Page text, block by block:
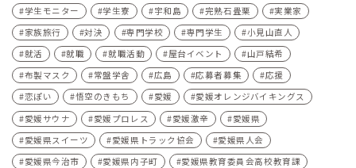
学生モニター
学生寮 宇和島 完熟石畳栗
実業家
家族旅行
対決 専門学校 専門学生
小見山直人
就活
就職 就職活動 屋台イベント
山戸結希
布製マスク
常盤学舎 広島 応募者募集
応援
恋ぽい
悟空のきもち 愛媛
愛媛オレンジバイキングス
愛媛サウナ
愛媛プロレス 愛媛激辛
愛媛県
愛媛県スイーツ
愛媛県トラック協会
愛媛県人会
愛媛県今治市
愛媛県内子町
愛媛県教育委員会高校教育課